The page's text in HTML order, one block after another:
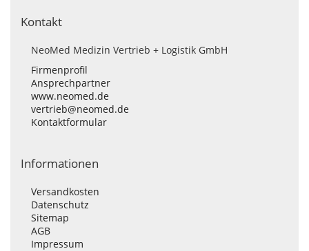
Kontakt
NeoMed Medizin Vertrieb + Logistik GmbH
Firmenprofil
Ansprechpartner
www.neomed.de
vertrieb@neomed.de
Kontaktformular
Informationen
Versandkosten
Datenschutz
Sitemap
AGB
Impressum